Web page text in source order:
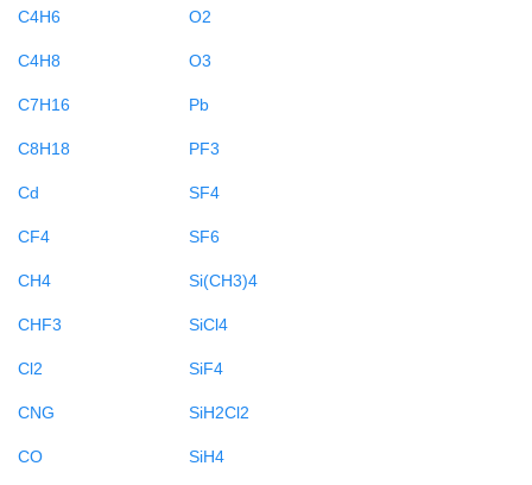
C4H6
C4H8
C7H16
C8H18
Cd
CF4
CH4
CHF3
Cl2
CNG
CO
O2
O3
Pb
PF3
SF4
SF6
Si(CH3)4
SiCl4
SiF4
SiH2Cl2
SiH4